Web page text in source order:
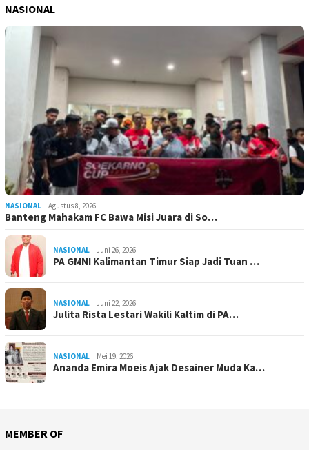
NASIONAL
NASIONAL Agustus 8, 2026
Banteng Mahakam FC Bawa Misi Juara di So…
NASIONAL Juni 26, 2026
PA GMNI Kalimantan Timur Siap Jadi Tuan …
NASIONAL Juni 22, 2026
Julita Rista Lestari Wakili Kaltim di PA…
NASIONAL Mei 19, 2026
Ananda Emira Moeis Ajak Desainer Muda Ka…
MEMBER OF